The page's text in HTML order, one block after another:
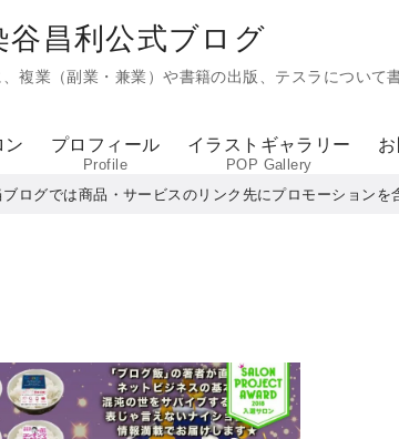
谷昌利公式ブログ
複業（副業・兼業）や書籍の出版、テスラについて
ン プロフィール
Profile
イラストギャラリー
POP Gallery
ログでは商品・サービスのリンク先にプロモーションを